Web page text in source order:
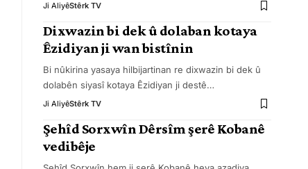
Ji AliyêStêrk TV
Dixwazin bi dek û dolaban kotaya
Êzidiyan ji wan bistînin
Bi nûkirina yasaya hilbijartinan re dixwazin bi dek û
dolabên siyasî kotaya Êzidiyan ji destê…
Ji AliyêStêrk TV
Şehîd Sorxwîn Dêrsîm şerê Kobanê
vedibêje